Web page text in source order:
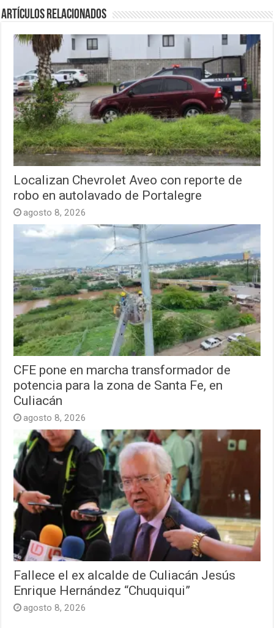
Artículos relacionados
Localizan Chevrolet Aveo con reporte de
robo en autolavado de Portalegre
agosto 8, 2026
CFE pone en marcha transformador de
potencia para la zona de Santa Fe, en
Culiacán
agosto 8, 2026
Fallece el ex alcalde de Culiacán Jesús
Enrique Hernández “Chuquiqui”
agosto 8, 2026